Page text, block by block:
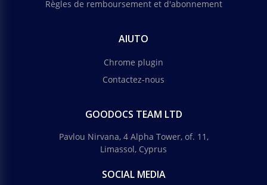
Règles de remboursement et d'abonnement
AIUTO
Chrome plugin
Contactez-nous
GOODOCS TEAM LTD
Pavlou Nirvana, 4 Alpha Tower, of. 11,
Limassol, Cyprus
SOCIAL MEDIA